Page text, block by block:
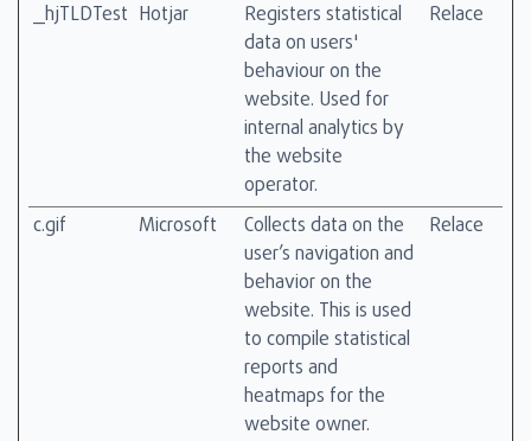
_hjTLDTest Hotjar
Registers statistical
data on users'
behaviour on the
website. Used for
internal analytics by
the website
operator.
Relace
c.gif Microsoft
Collects data on the
user’s navigation and
behavior on the
website. This is used
to compile statistical
reports and
heatmaps for the
website owner.
Relace